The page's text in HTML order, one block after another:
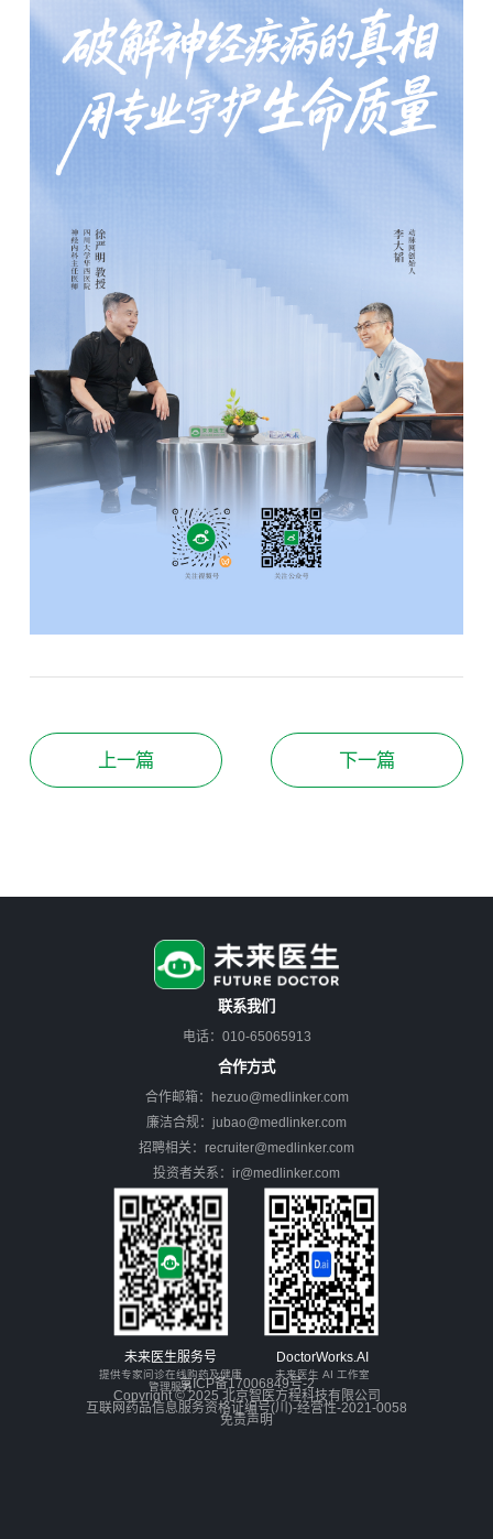
上一篇 下一篇
联系我们
电话：010-65065913
合作方式
合作邮箱：hezuo@medlinker.com
廉洁合规：jubao@medlinker.com
招聘相关：recruiter@medlinker.com
投资者关系：ir@medlinker.com
未来医生服务号
提供专家问诊在线购药及健康
管理服务
DoctorWorks.AI
未来医生 AI 工作室
京ICP备17006849号-2
Copyright © 2025 北京智医方程科技有限公司
互联网药品信息服务资格证编号(川)-经营性-2021-0058
免责声明